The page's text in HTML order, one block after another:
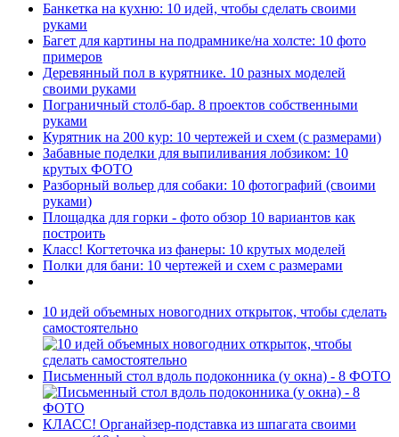
Банкетка на кухню: 10 идей, чтобы сделать своими
руками
Багет для картины на подрамнике/на холсте: 10 фото
примеров
Деревянный пол в курятнике. 10 разных моделей
своими руками
Пограничный столб-бар. 8 проектов собственными
руками
Курятник на 200 кур: 10 чертежей и схем (с размерами)
Забавные поделки для выпиливания лобзиком: 10
крутых ФОТО
Разборный вольер для собаки: 10 фотографий (своими
руками)
Площадка для горки - фото обзор 10 вариантов как
построить
Класс! Когтеточка из фанеры: 10 крутых моделей
Полки для бани: 10 чертежей и схем с размерами
10 идей объемных новогодних открыток, чтобы сделать
самостоятельно
Письменный стол вдоль подоконника (у окна) - 8 ФОТО
КЛАСС! Органайзер-подставка из шпагата своими